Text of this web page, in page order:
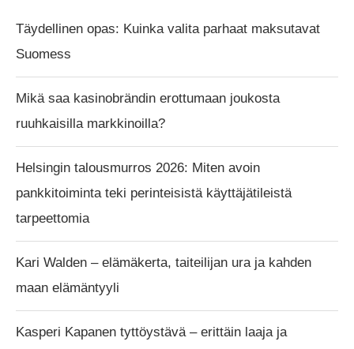
Täydellinen opas: Kuinka valita parhaat maksutavat
Suomess
Mikä saa kasinobrändin erottumaan joukosta
ruuhkaisilla markkinoilla?
Helsingin talousmurros 2026: Miten avoin
pankkitoiminta teki perinteisistä käyttäjätileistä
tarpeettomia
Kari Walden – elämäkerta, taiteilijan ura ja kahden
maan elämäntyyli
Kasperi Kapanen tyttöystävä – erittäin laaja ja